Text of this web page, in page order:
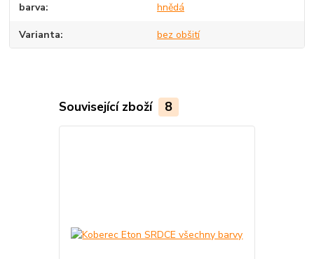
barva hnědá
Varianta bez obšití
Související zboží 8